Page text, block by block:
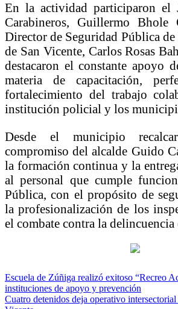
En la actividad participaron el
Carabineros, Guillermo Bhole
Director de Seguridad Pública
de San Vicente, Carlos Rosas
destacaron el constante apoyo
materia de capacitación,
fortalecimiento del trabajo
institución policial y los
Desde el municipio
compromiso del alcalde Guido
la formación continua y la
al personal que cumple
Pública, con el propósito de
la profesionalización de los
el combate contra la delincuencia
Navegación
de
Escuela de Zúñiga realizó exitoso “Recreo
instituciones de apoyo y prevención
Cuatro detenidos deja operativo